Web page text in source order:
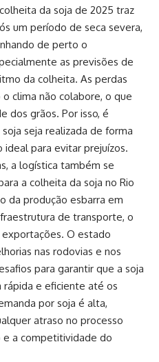
da soja de 2025 traz
um período de seca severa,
de perto o
as previsões de
da colheita. As perdas
clima não colabore, o que
dos grãos. Por isso, é
seja realizada de forma
para evitar prejuízos.
a logística também se
a colheita da soja no Rio
da produção esbarra em
de transporte, o
O estado
nas rodovias e nos
para garantir que a soja
rápida e eficiente até os
por soja é alta,
atraso no processo
a competitividade do